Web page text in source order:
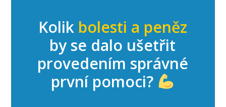
Kolik bolesti a peněz
by se dalo ušetřit
provedením správné
první pomoci?